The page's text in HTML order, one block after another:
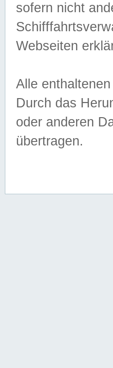
sofern nicht
Webseiten
Alle
Durch das
oder anderen
übertragen.